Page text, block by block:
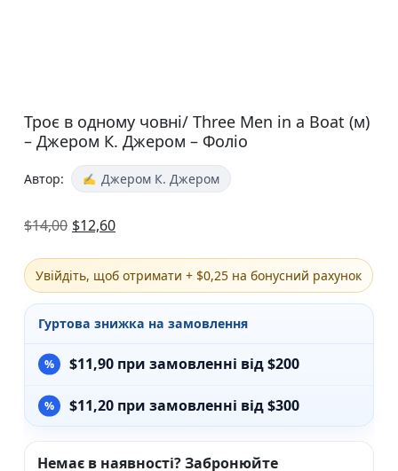
Троє в одному човнi/ Three Men in a Boat (м)
– Джером К. Джером – Фоліо
Автор: Джером К. Джером
$14,00 $12,60
Увійдіть, щоб отримати + $0,25 на бонусний рахунок
Гуртова знижка на замовлення
$11,90 при замовленні від $200
$11,20 при замовленні від $300
Немає в наявності? Забронюйте